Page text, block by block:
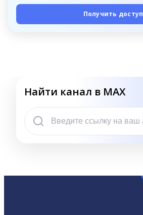
Получить доступ
Найти канал в MAX